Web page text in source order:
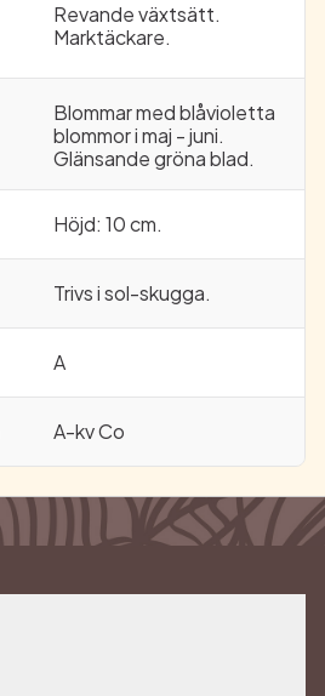
Revande växtsätt.
Marktäckare.
Blommar med blåvioletta
blommor i maj - juni.
Glänsande gröna blad.
Höjd: 10 cm.
Trivs i sol-skugga.
A
A-kv Co